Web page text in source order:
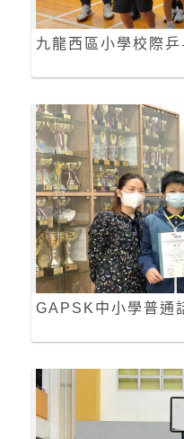
九龍西區小學校際
GAPSK中小學普通